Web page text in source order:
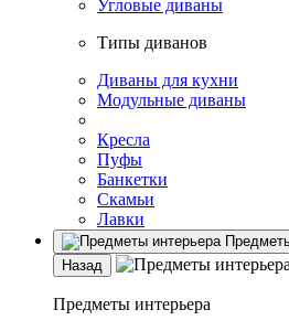
Угловые диваны
Типы диванов
Диваны для кухни
Модульные диваны
Кресла
Пуфы
Банкетки
Скамьи
Лавки
Назад
Предметы интерьера